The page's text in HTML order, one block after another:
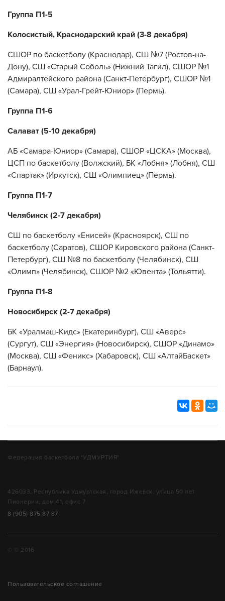
Группа П1-5
Колосистый, Краснодарский край (3-8 декабря)
СШОР по баскетболу (Краснодар), СШ №7 (Ростов-на-
Дону), СШ «Старый Соболь» (Нижний Тагил), СШОР №1
Адмиралтейского района (Санкт-Петербург), СШОР №1
(Самара), СШ «Урал-Грейт-Юниор» (Пермь).
Группа П1-6
Салават (5-10 декабря)
АБ «Самара-Юниор» (Самара), СШОР «ЦСКА» (Москва),
ЦСП по баскетболу (Волжский), БК «Лобня» (Лобня), СШ
«Спартак» (Иркутск), СШ «Олимпиец» (Пермь).
Группа П1-7
Челябинск (2-7 декабря)
СШ по баскетболу «Енисей» (Красноярск), СШ по
баскетболу (Саратов), СШОР Кировского района (Санкт-
Петербург), СШ №8 по баскетболу (Челябинск), СШ
«Олимп» (Челябинск), СШОР №2 «Ювента» (Тольятти).
Группа П1-8
Новосибирск (2-7 декабря)
БК «Уралмаш-Кидс» (Екатеринбург), СШ «Аверс»
(Сургут), СШ «Энергия» (Новосибирск), СШОР «Динамо»
(Москва), СШ «Феникс» (Хабаровск), СШ «АлтайБаскет»
(Барнаул).
Федерация баскетбола "УДМУРТИЯ"
426033, Республика Удмуртская, город Ижевск, улица 50 лет
Пионерии, дом 41, офис 7
8 (905) 875 87 87
© © 2016
Пользовательское соглашение